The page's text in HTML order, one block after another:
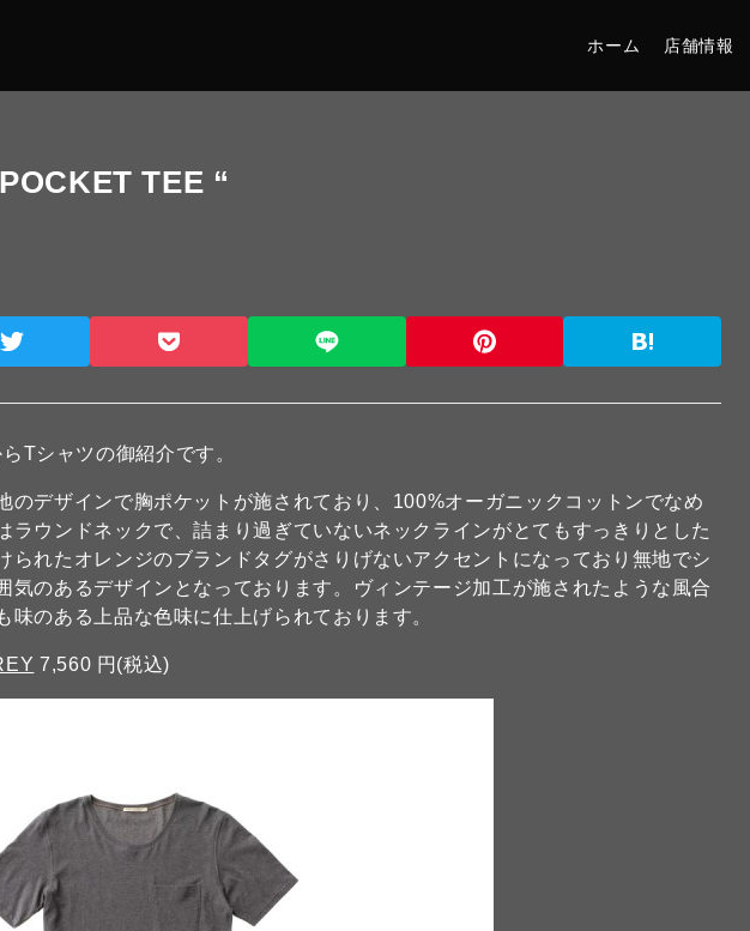
ホーム 店舗情報
TEE “
Tシャツの御紹介です。
のデザインで胸ポケットが施されており、100%オーガニックコットンでなめ
ラウンドネックで、詰まり過ぎていないネックラインがとてもすっきりとした
られたオレンジのブランドタグがさりげないアクセントになっており無地でシ
気のあるデザインとなっております。ヴィンテージ加工が施されたような風合
味のある上品な色味に仕上げられております。
7,560 円(税込)